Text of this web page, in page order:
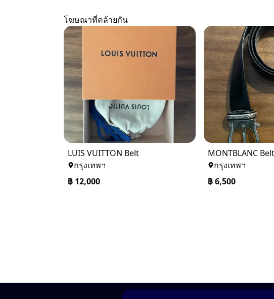
โฆษณาที่คล้ายกัน
LUIS VUITTON Belt
กรุงเทพฯ
฿ 12,000
MONTBLANC Belt
กรุงเทพฯ
฿6,500